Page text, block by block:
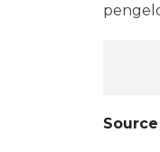
Source